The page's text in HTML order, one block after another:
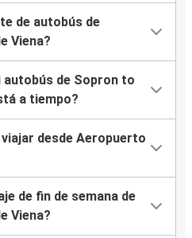
de autobús de
Viena?
autobús de Sopron to
a tiempo?
desde Aeropuerto
de fin de semana de
Viena?